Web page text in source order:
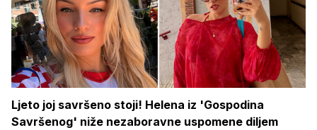
Ljeto joj savršeno stoji! Helena iz 'Gospodina
Savršenog' niže nezaboravne uspomene diljem